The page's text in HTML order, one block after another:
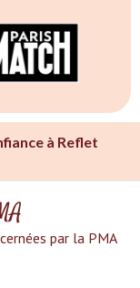
à Reflet
par la PMA